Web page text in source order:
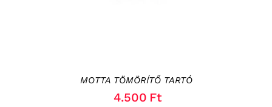
MOTTA TÖMÖRÍTŐ TARTÓ
4.500 Ft